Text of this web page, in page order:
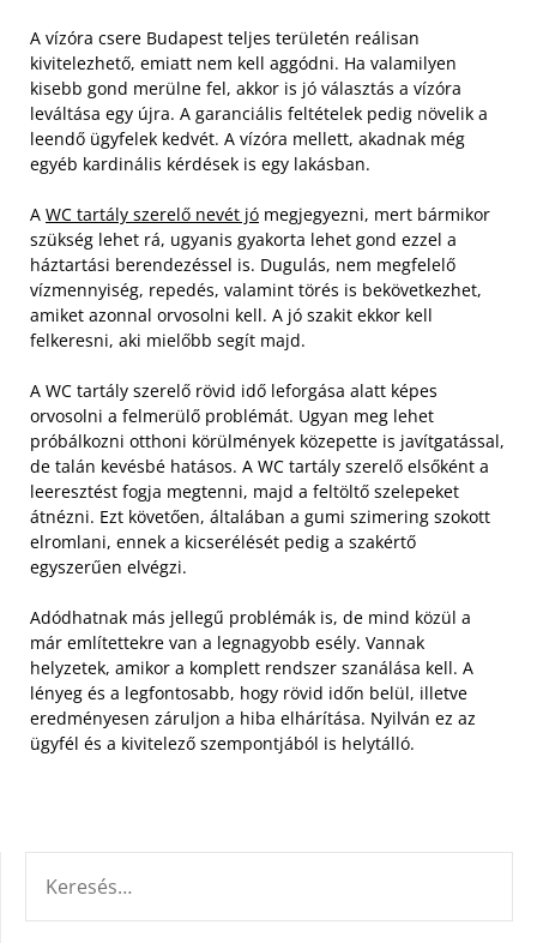
A vízóra csere Budapest teljes területén reálisan
kivitelezhető, emiatt nem kell aggódni. Ha valamilyen
kisebb gond merülne fel, akkor is jó választás a vízóra
leváltása egy újra. A garanciális feltételek pedig növelik a
leendő ügyfelek kedvét. A vízóra mellett, akadnak még
egyéb kardinális kérdések is egy lakásban.
A WC tartály szerelő nevét jó megjegyezni, mert bármikor
szükség lehet rá, ugyanis gyakorta lehet gond ezzel a
háztartási berendezéssel is. Dugulás, nem megfelelő
vízmennyiség, repedés, valamint törés is bekövetkezhet,
amiket azonnal orvosolni kell. A jó szakit ekkor kell
felkeresni, aki mielőbb segít majd.
A WC tartály szerelő rövid idő leforgása alatt képes
orvosolni a felmerülő problémát. Ugyan meg lehet
próbálkozni otthoni körülmények közepette is javítgatással,
de talán kevésbé hatásos. A WC tartály szerelő elsőként a
leeresztést fogja megtenni, majd a feltöltő szelepeket
átnézni. Ezt követően, általában a gumi szimering szokott
elromlani, ennek a kicserélését pedig a szakértő
egyszerűen elvégzi.
Adódhatnak más jellegű problémák is, de mind közül a
már említettekre van a legnagyobb esély. Vannak
helyzetek, amikor a komplett rendszer szanálása kell. A
lényeg és a legfontosabb, hogy rövid időn belül, illetve
eredményesen záruljon a hiba elhárítása. Nyilván ez az
ügyfél és a kivitelező szempontjából is helytálló.